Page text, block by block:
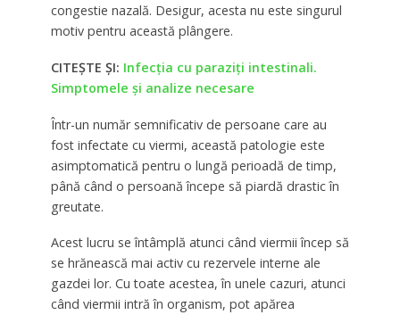
congestie nazală. Desigur, acesta nu este singurul
motiv pentru această plângere.
CITEȘTE ȘI: Infecția cu paraziţi intestinali.
Simptomele și analize necesare
Într-un număr semnificativ de persoane care au
fost infectate cu viermi, această patologie este
asimptomatică pentru o lungă perioadă de timp,
până când o persoană începe să piardă drastic în
greutate.
Acest lucru se întâmplă atunci când viermii încep să
se hrănească mai activ cu rezervele interne ale
gazdei lor. Cu toate acestea, în unele cazuri, atunci
când viermii intră în organism, pot apărea